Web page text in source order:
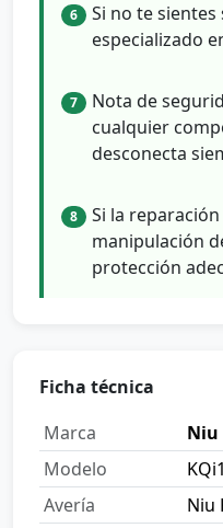
6
Si no te
especializado
7
Nota de
cualquier
desconecta
8
Si la
manipulación
protección
Ficha técnica
Marca
Niu
Modelo
Avería
Niu